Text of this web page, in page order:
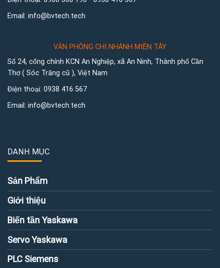
Email: info@bvtech.tech
VĂN PHÒNG CHI NHÁNH MIỀN TÂY
Số 24, cổng chính KCN An Nghiệp, xã An Ninh, Thành phố Cần
Thơ ( Sóc Trăng cũ ), Việt Nam
Điện thoại: 0938 416 567
Email: info@bvtech.tech
DANH MỤC
Sản Phẩm
Giới thiệu
Biến tần Yaskawa
Servo Yaskawa
PLC Siemens